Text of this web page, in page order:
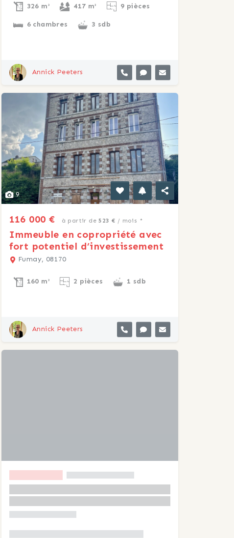
326 m² 417 m² 9 pièces
6 chambres 3 sdb
Annick Peeters
9
116 000 € à partir de523 € / mois *
Immeuble en copropriété avec
fort potentiel d’investissement
Fumay, 08170
160 m² 2 pièces 1 sdb
Annick Peeters